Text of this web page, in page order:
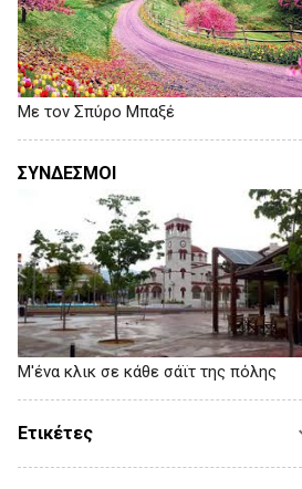
Με τον Σπύρο Μπαξέ
ΣΥΝΔΕΣΜΟΙ
Μ'ένα κλικ σε κάθε σάϊτ της πόλης
Ετικέτες